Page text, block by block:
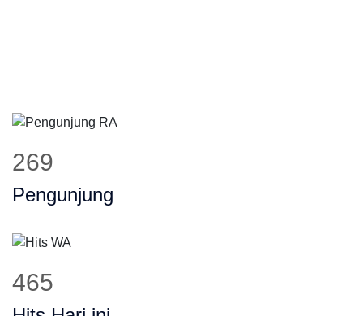
335
Pengunjung
582